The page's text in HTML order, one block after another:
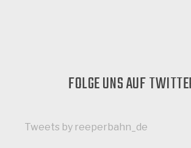
FOLGE UNS AUF
Tweets by reeperbahn_de